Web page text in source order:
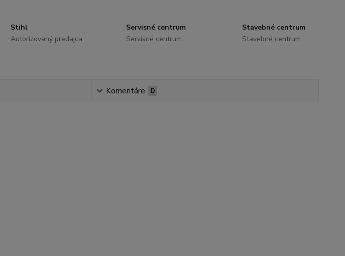
Stihl
Autorizovaný predajca
Servisné centrum
Servisné centrum
Stavebné centrum
Stavebné centrum
Komentáre 0